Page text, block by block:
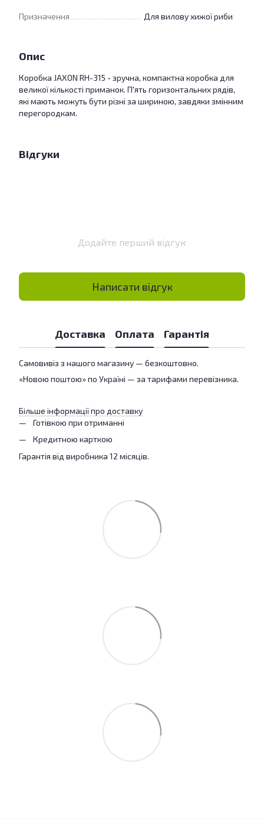
Призначення Для вилову хижої риби
Опис
Коробка JAXON RH-315 - зручна, компактна коробка для
великої кількості приманок. П'ять горизонтальних рядів,
які мають можуть бути різні за шириною, завдяки змінним
перегородкам.
Відгуки
Додайте перший відгук
Написати відгук
Доставка Оплата Гарантія
Самовивіз з нашого магазину — безкоштовно.
«Новою поштою» по Україні — за тарифами перевізника.
Більше інформації про доставку
Готівкою при отриманні
Кредитною карткою
Гарантія від виробника 12 місяців.